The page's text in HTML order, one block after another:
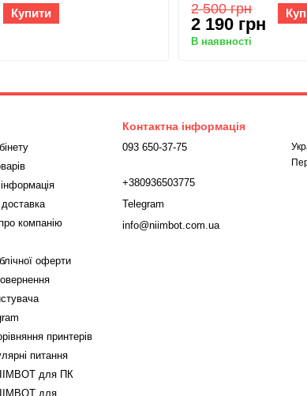
Купити 2 500 грн
2 190 грн
В наявності
компанію
оферти
принтерів
питання
для ПК
для
Контактна інформація
093 650-37-75
+380936503775
Telegram
info@niimbot.com.ua